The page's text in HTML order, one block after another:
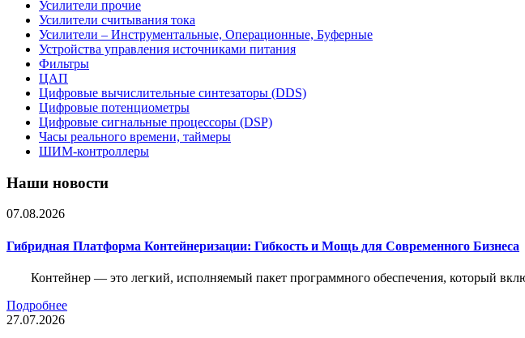
Усилители прочие
Усилители считывания тока
Усилители – Инструментальные, Операционные, Буферные
Устройства управления источниками питания
Фильтры
ЦАП
Цифровые вычислительные синтезаторы (DDS)
Цифровые потенциометры
Цифровые сигнальные процессоры (DSP)
Часы реального времени, таймеры
ШИМ-контроллеры
Наши новости
07.08.2026
Гибридная Платформа Контейнеризации: Гибкость и Мощь для Современного Бизнеса
Контейнер — это легкий, исполняемый пакет программного обеспечения, который
Подробнее
27.07.2026